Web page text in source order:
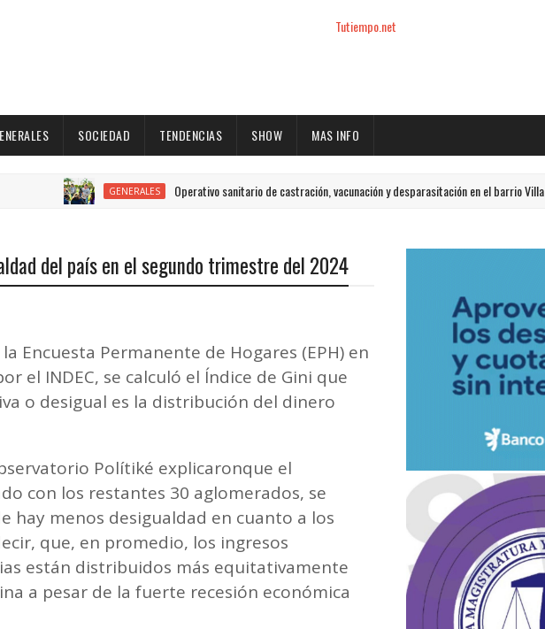
Tutiempo.net
SOCIEDAD TENDENCIAS SHOW MAS INFO
GENERALES Operativo sanitario de castración, vacunación y desparasitación en el barrio Villa del Rosario
del país en el segundo trimestre del 2024
Encuesta Permanente de Hogares (EPH) en
el INDEC, se calculó el Índice de Gini que
o desigual es la distribución del dinero
Polítiké explicaronque el
con los restantes 30 aglomerados, se
hay menos desigualdad en cuanto a los
que, en promedio, los ingresos
están distribuidos más equitativamente
a pesar de la fuerte recesión económica